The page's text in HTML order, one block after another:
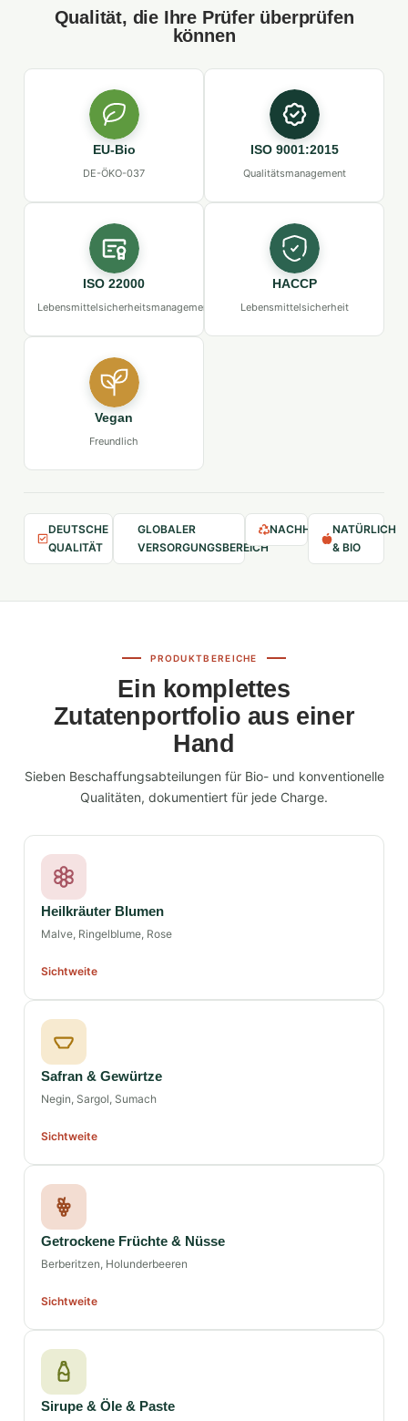
Qualität, die Ihre Prüfer überprüfen
können
EU-Bio
DE-ÖKO-037
ISO 9001:2015
Qualitätsmanagement
ISO 22000
Lebensmittelsicherheitsmanagement
HACCP
Lebensmittelsicherheit
Vegan
Freundlich
DEUTSCHE
QUALITÄT
GLOBALER
VERSORGUNGSBEREICH
NACHHALTIGNATÜRLICH
& BIO
PRODUKTBEREICHE
Ein komplettes
Zutatenportfolio aus einer
Hand
Sieben Beschaffungsabteilungen für Bio- und konventionelle
Qualitäten, dokumentiert für jede Charge.
Heilkräuter Blumen
Malve, Ringelblume, Rose
Sichtweite
Safran & Gewürtze
Negin, Sargol, Sumach
Sichtweite
Getrockene Früchte & Nüsse
Berberitzen, Holunderbeeren
Sichtweite
Sirupe & Öle & Paste